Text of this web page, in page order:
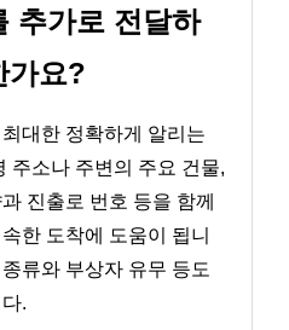
추가로 전달하
가요?
대한 정확하게 알리는
주소나 주변의 주요 건물,
진출로 번호 등을 함께
한 도착에 도움이 됩니
류와 부상자 유무 등도
.